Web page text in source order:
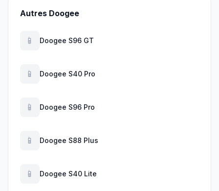
Autres Doogee
📱 Doogee S96 GT
📱 Doogee S40 Pro
📱 Doogee S96 Pro
📱 Doogee S88 Plus
📱 Doogee S40 Lite